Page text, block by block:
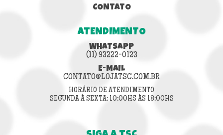
CONTATO
ATENDIMENTO
WHATSAPP
(11) 93222-0123
E-MAIL
CONTATO@LOJATSC.COM.BR
HORÁRIO DE ATENDIMENTO
SEGUNDA À SEXTA: 10:00HS ÀS 18:00HS